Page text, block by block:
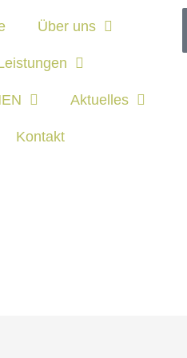
Über uns
Aktu­el­les
Kon­takt